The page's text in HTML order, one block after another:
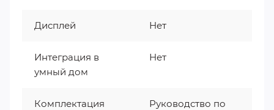
Дисплей Нет
Интеграция в
умный дом
Нет
Комплектация
Руководство по